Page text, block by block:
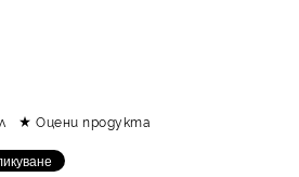
Оцени продукта